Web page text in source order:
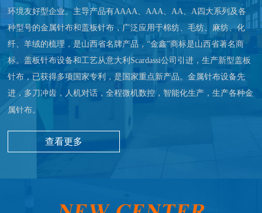
环境友好型企业。主导产品有AAAA、AAA、AA、A四大系列及各
种型号的金属针布和盖板针布，广泛应用于棉纺、毛纺、麻纺、化
纤、羊绒的梳理，是山西省名牌产品，“金鑫”商标是山西省著名商
标。盖板针布设备和工艺从意大利Scardassi公司引进，生产新型盖板
针布，已获得多项国家专利，是国家重点新产品。金属针布设备先
进，多刀冲齿，人机对话，全程微机数控，智能化生产，生产各种金
属针布。
查看更多